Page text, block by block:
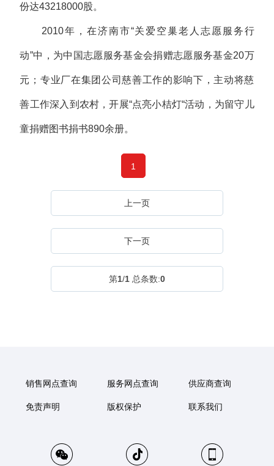
份达43218000股。
2010年，在济南市“关爱空巢老人志愿服务行
动”中，为中国志愿服务基金会捐赠志愿服务基金20万
元；专业厂在集团公司慈善工作的影响下，主动将慈
善工作深入到农村，开展“点亮小桔灯“活动，为留守儿
童捐赠图书捐书890余册。
1
上一页
下一页
第1/1 总条数:0
销售网点查询 服务网点查询 供应商查询
免责声明 版权保护 联系我们